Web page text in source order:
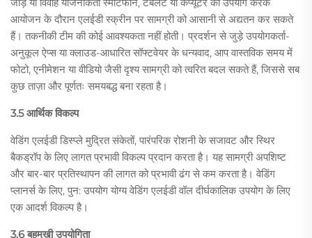
आयोजन के दौरान एलईडी स्क्रीन पर सामग्री को आसानी से अद्यतन कर सकते
हैं। तकनीकी टीम की कोई आवश्यकता नहीं होती। प्रदर्शन से जुड़े उपयोगकर्ता-
अनुकूल ऐप्स या क्लाउड-आधारित सॉफ्टवेयर के धन्यवाद, आप वास्तविक समय में
फोटो, एनीमेशन या वीडियो जैसी दृश्य सामग्री को त्वरित बदल सकते हैं, जिससे सब
कुछ ताज़ा और पूर्णतः समयबद्ध बना रहता है।
3.5 आर्थिक विकल्प
वेडिंग एलईडी डिस्प्ले मुद्रित संकेतों, पारंपरिक रोशनी के सजावट और स्थिर
बैकड्रॉप के लिए लागत प्रभावी विकल्प प्रदान करता है। यह सामग्री अपशिष्ट
और बार-बार प्रतिस्थापन की लागत को प्रभावी ढंग से कम करता है। वेडिंग
प्लानर्स के लिए, पुन: उपयोग योग्य वेडिंग एलईडी वॉल दीर्घकालिक उपयोग के लिए
एक आदर्श विकल्प है।
3.6 बहुमुखी उपयोगिता